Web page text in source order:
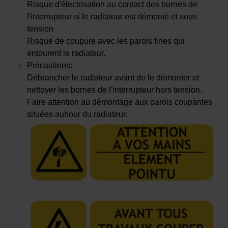
Risque d'électrisation au contact des bornes de
l'interrupteur si le radiateur est démonté et sous
tension
Risque de coupure avec les parois fines qui
entourent le radiateur.
Précautions:
Débrancher le radiateur avant de le démonter et
nettoyer les bornes de l'interrupteur hors tension.
Faire attention au démontage aux parois coupantes
situées auhour du radiateur.